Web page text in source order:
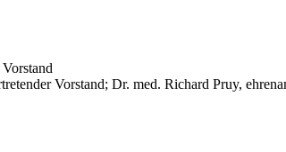
Vorstand; Dr. med. Richard Pruy,